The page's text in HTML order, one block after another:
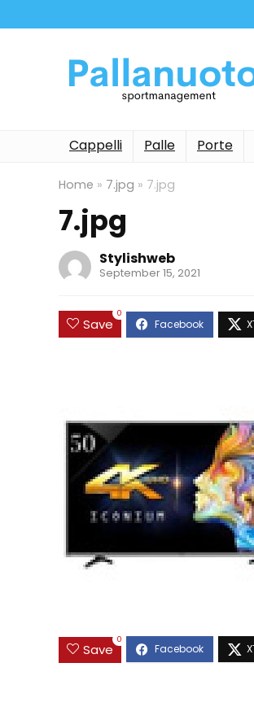
Cappelli Palle Porte
Home » 7.jpg » 7.jpg
7.jpg
Stylishweb
September 15, 2021
Save
0
Save
0